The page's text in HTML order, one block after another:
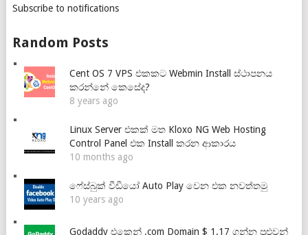
Subscribe to notifications
Random Posts
Cent OS 7 VPS එකකට Webmin Install ස්ථාපනය
කරන්නේ කෙසේද?
8 years ago
Linux Server එකක් මත Kloxo NG Web Hosting
Control Panel එක Install කරන ආකාරය
10 months ago
ෆේස්බුක් වීඩියෝ Auto Play වෙන එක නවත්තමු
10 years ago
Godaddy එකෙන් .com Domain $ 1.17 ගන්න පුළුවන්